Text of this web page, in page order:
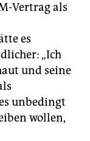
Vertrag als
es
„Ich
und seine
unbedingt
wollen,